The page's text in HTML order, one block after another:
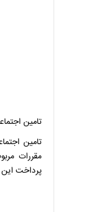
تامین
تامین
مقررات
پرداخت